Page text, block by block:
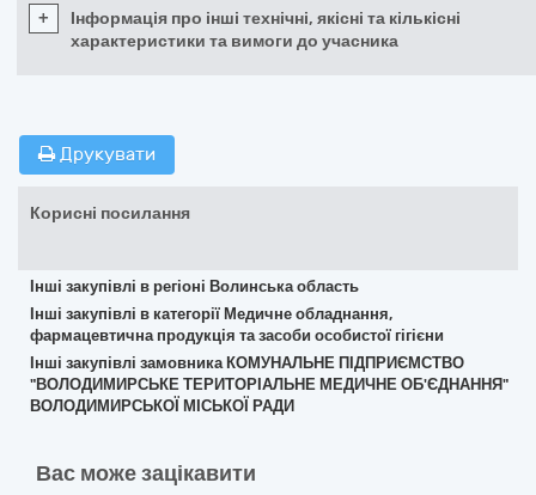
+
Інформація про інші технічні, якісні та кількісні
характеристики та вимоги до учасника
Друкувати
Корисні посилання
Інші закупівлі в регіоні Волинська область
Інші закупівлі в категорії Медичне обладнання,
фармацевтична продукція та засоби особистої гігієни
Інші закупівлі замовника КОМУНАЛЬНЕ ПІДПРИЄМСТВО
"ВОЛОДИМИРСЬКЕ ТЕРИТОРІАЛЬНЕ МЕДИЧНЕ ОБ'ЄДНАННЯ"
ВОЛОДИМИРСЬКОЇ МІСЬКОЇ РАДИ
Вас може зацікавити